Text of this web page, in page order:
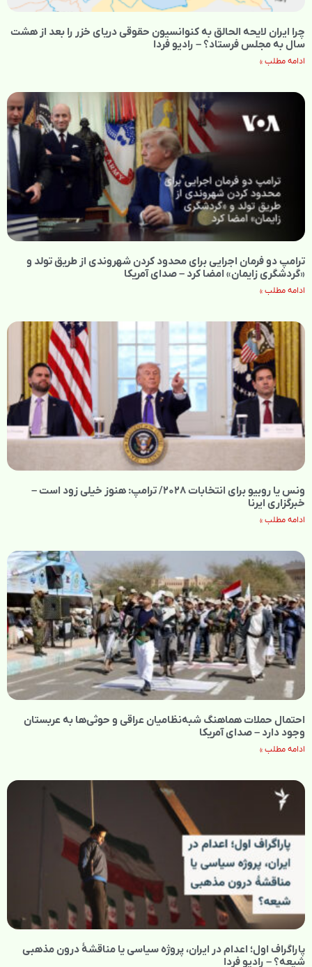
چرا ایران لایحه الحالق به کنوانسیون حقوقی دریای خزر را بعد از هشت
سال به مجلس فرستاد؟ – رادیو فردا
ادامه مطلب »
ترامپ دو فرمان اجرایی برای محدود کردن شهروندی از طریق تولد و
«گردشگری زایمان» امضا کرد – صدای آمریکا
ادامه مطلب »
ونس یا روبیو برای انتخابات ۲۰۲۸/ ترامپ: هنوز خیلی زود است –
خبرگزاری ایرنا
ادامه مطلب »
احتمال حملات هماهنگ شبه‌نظامیان عراقی و حوثی‌ها به عربستان
وجود دارد – صدای آمریکا
ادامه مطلب »
پاراگراف اول؛ اعدام در ایران، پروژه سیاسی یا مناقشهٔ درون مذهبی
شیعه؟ – رادیو فردا